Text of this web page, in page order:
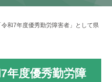
和7年度優秀勤労障害者」として県
年度優秀勤労障